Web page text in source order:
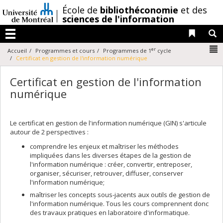
au
contenu
/École de bibliothéconomie et des
sciences de l'information
Menu
Liens
Accueil Programmes et cours Programmes de 1er cycle
Certificat en gestion de l'information numérique
Certificat en gestion de l'information
numérique
Le certificat en gestion de l'information numérique (GIN) s'articule
autour de 2 perspectives :
comprendre les enjeux et maîtriser les méthodes
impliquées dans les diverses étapes de la gestion de
l'information numérique : créer, convertir, entreposer,
organiser, sécuriser, retrouver, diffuser, conserver
l'information numérique;
maîtriser les concepts sous-jacents aux outils de gestion de
l'information numérique. Tous les cours comprennent donc
des travaux pratiques en laboratoire d'informatique.